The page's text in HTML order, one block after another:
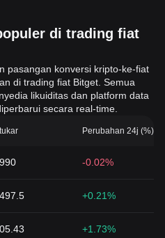
di trading fiat
pasangan konversi kripto-ke-fiat
di trading fiat Bitget. Semua
likuiditas dan platform data
secara real-time.
Perubahan 24j (%)
-0.02%
+0.21%
+1.73%